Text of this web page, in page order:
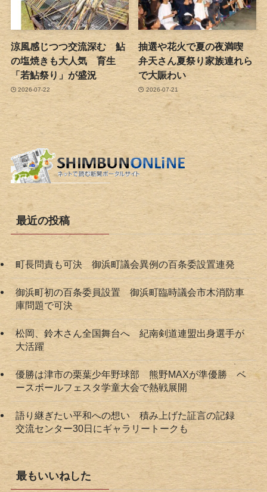
涼風感じつつ交流深む 鮎
の塩焼きも大人気 育生
「若鮎祭り」が盛況
2026-07-22
抽選や花火で夏の夜満喫
弁天さん夏祭り家族連れら
で大賑わい
2026-07-21
最近の投稿
町長問責も可決 御浜町議会異例の百条委設置連発
御浜町初の百条委員設置 御浜町臨時議会市木消防車
庫問題で可決
松岡、鈴木さん全国舞台へ 紀南剣道連盟出身選手が
大活躍
優勝は津市の栗葉少年野球部 熊野MAXが準優勝 ベ
ースボールフェスタ学童大会で熱戦展開
語り継ぎたい平和への想い 積み上げた証言の記録
交流センター30日にギャラリートークも
最もいいねした